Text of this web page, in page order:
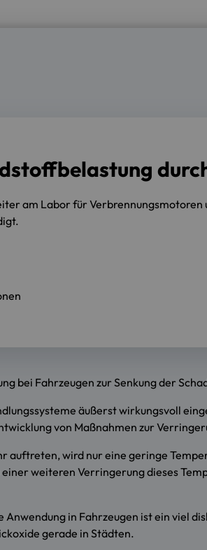
am Labor für Verbrennungsmotoren
bei Fahrzeugen zur Senkung der
äußerst wirkungsvoll
von Maßnahmen zur
auftreten, wird nur eine geringe
weiteren Verringerung dieses
in Fahrzeugen ist ein viel
gerade in Städten.